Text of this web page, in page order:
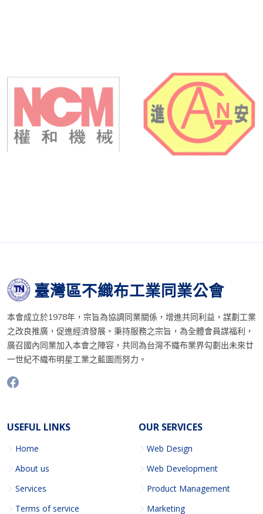
臺灣區不織布工業同業公會
本會成立於1978年，宗旨為協調同業關係，增進共同利益，謀劃工業
之改良推廣，促進經濟發展。秉持服務之宗旨，為全體會員謀福利，
廣召國內同業加入本會之陣容，共同為台灣不織布業界勾劃出未來廿
一世紀不織布明星工業之藍圖而努力。
USEFUL LINKS
Home
About us
Services
Terms of service
OUR SERVICES
Web Design
Web Development
Product Management
Marketing